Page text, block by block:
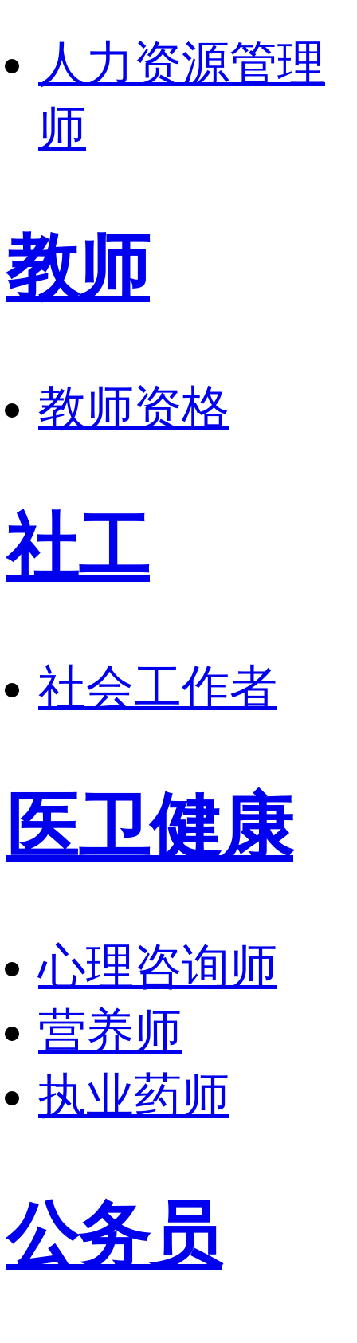
人力资源管理
师
教师
教师资格
社工
社会工作者
医卫健康
心理咨询师
营养师
执业药师
公务员